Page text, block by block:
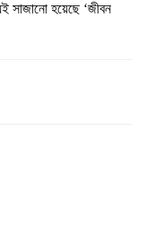
সাজানো হয়েছে ‘জীবন